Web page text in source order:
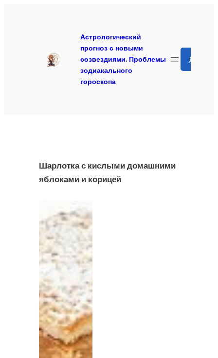
Астрологический
прогноз с новыми
созвездиями. Проблемы
зодиакального
гороскопа
Шарлотка с кислыми домашними
яблоками и корицей